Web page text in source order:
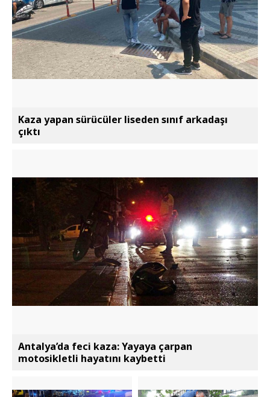
Kaza yapan sürücüler liseden sınıf arkadaşı
çıktı
Antalya’da feci kaza: Yayaya çarpan
motosikletli hayatını kaybetti